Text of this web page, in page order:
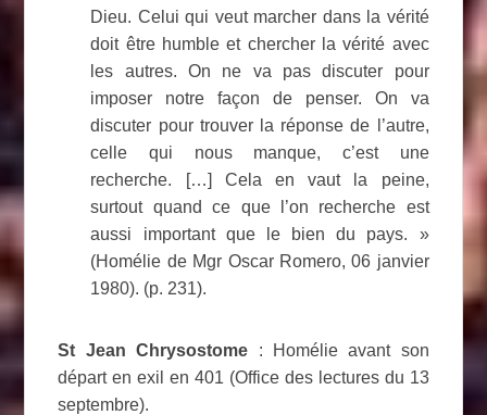
Dieu. Celui qui veut marcher dans la vérité
doit être humble et chercher la vérité avec
les autres. On ne va pas discuter pour
imposer notre façon de penser. On va
discuter pour trouver la réponse de l’autre,
celle qui nous manque, c’est une
recherche. […] Cela en vaut la peine,
surtout quand ce que l’on recherche est
aussi important que le bien du pays. »
(Homélie de Mgr Oscar Romero, 06 janvier
1980). (p. 231).
St Jean Chrysostome : Homélie avant son
départ en exil en 401 (Office des lectures du 13
septembre).